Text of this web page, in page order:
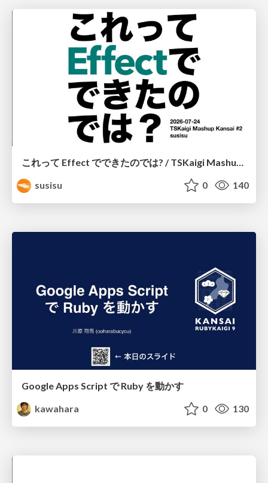
これって Effect でできたのでは? / TSKaigi Mashup Kansai #2
susisu
0 140
Google Apps Script で Ruby を動かす
kawahara
0 130